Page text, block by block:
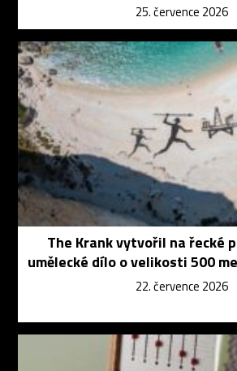
25. července 2026
The Krank vytvořil na řecké
umělecké dílo o velikosti 500
22. července 2026